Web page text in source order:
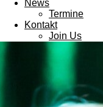
News
Termine
Kontakt
Join Us